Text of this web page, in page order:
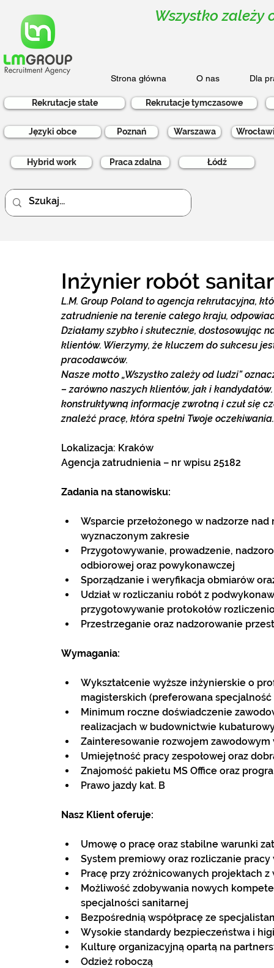
Wszystko zależy
Strona główna O nas Dla
Inżynier robót
L.M. Group Poland to agencja rekrutacyjna,
zatrudnienie na terenie całego kraju,
Działamy szybko i skutecznie, dostosowując
klientów. Wierzymy, że kluczem do sukcesu
pracodawców.
Nasze motto „Wszystko zależy od ludzi”
– zarówno naszych klientów, jak i
konstruktywną informację zwrotną i czuł się
znaleźć pracę, która spełni Twoje oczekiwania.
Lokalizacja: Kraków
Agencja zatrudnienia – nr wpisu 25182
Zadania na stanowisku:
Wsparcie przełożonego w nadzorze
wyznaczonym zakresie
Przygotowywanie, prowadzenie,
odbiorowej oraz powykonawczej
Sporządzanie i weryfikacja obmiarów
Udział w rozliczaniu robót z
przygotowywanie protokołów
Przestrzeganie oraz nadzorowanie
Wymagania:
Wykształcenie wyższe inżynierskie o
magisterskich (preferowana specjalność
Minimum roczne doświadczenie
realizacjach w budownictwie
Zainteresowanie rozwojem
Umiejętność pracy zespołowej oraz
Znajomość pakietu MS Office oraz
Prawo jazdy kat. B
Nasz Klient oferuje:
Umowę o pracę oraz stabilne warunki
System premiowy oraz rozliczanie pracy
Pracę przy zróżnicowanych projektach
Możliwość zdobywania nowych
specjalności sanitarnej
Bezpośrednią współpracę ze
Wysokie standardy bezpieczeństwa i
Kulturę organizacyjną opartą na
Odzież roboczą
Łódź
Rekrutacje stałe Rekrutacje tymczasowe
Języki obce Poznań Warszawa
Hybrid work Praca zdalna